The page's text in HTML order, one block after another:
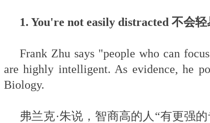
1. You're not easily distracted 不会
Frank Zhu says "people who can
are highly intelligent. As evidence, he
Biology.
弗兰克·朱说，智商高的人“有更强